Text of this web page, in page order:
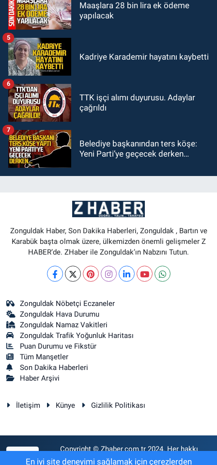
Maaşlara 28 bin lira ek ödeme
yapılacak
Kadriye Karademir hayatını kaybetti
5
TTK işçi alımı duyurusu. Adaylar
çağrıldı
6
Belediye başkanından ters köşe:
Yeni Parti’ye geçecek derken…
7
Zonguldak Haber, Son Dakika Haberleri, Zonguldak , Bartın ve
Karabük başta olmak üzere, ülkemizden önemli gelişmeler Z
HABER’de. ZHaber ile Zonguldak’ın Nabzını Tutun.
Zonguldak Nöbetçi Eczaneler
Zonguldak Hava Durumu
Zonguldak Namaz Vakitleri
Zonguldak Trafik Yoğunluk Haritası
Puan Durumu ve Fikstür
Tüm Manşetler
Son Dakika Haberleri
Haber Arşivi
İletişim Künye Gizlilik Politikası
Copyright © Zhaber.com.tr 2024. Her hakkı
saklıdır.
En iyi site deneyimi sağlamak için çerezlerden